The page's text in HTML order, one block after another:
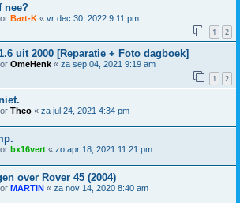
nee?
Bart-K « vr dec 30, 2022 9:11 pm
1 2
uit 2000 [Reparatie + Foto dagboek]
OmeHenk « za sep 04, 2021 9:19 am
1 2
Theo « za jul 24, 2021 4:34 pm
bx16vert « zo apr 18, 2021 11:21 pm
over Rover 45 (2004)
MARTIN « za nov 14, 2020 8:40 am